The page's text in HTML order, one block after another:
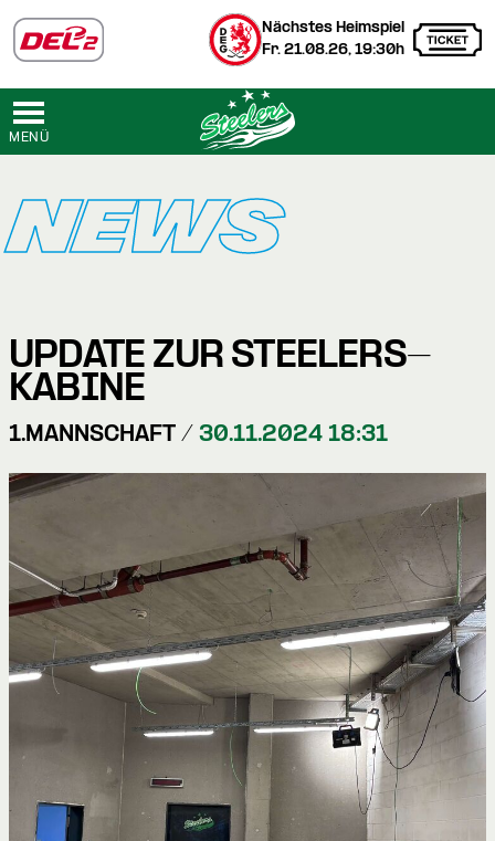
Nächstes Heimspiel
Fr. 21.08.26, 19:30h
MENÜ
NEWS
UPDATE ZUR STEELERS-
KABINE
1.MANNSCHAFT / 30.11.2024 18:31